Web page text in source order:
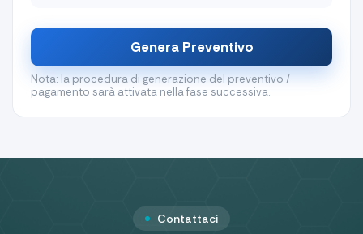
Genera Preventivo
Nota: la procedura di generazione del preventivo /
pagamento sarà attivata nella fase successiva.
Contattaci